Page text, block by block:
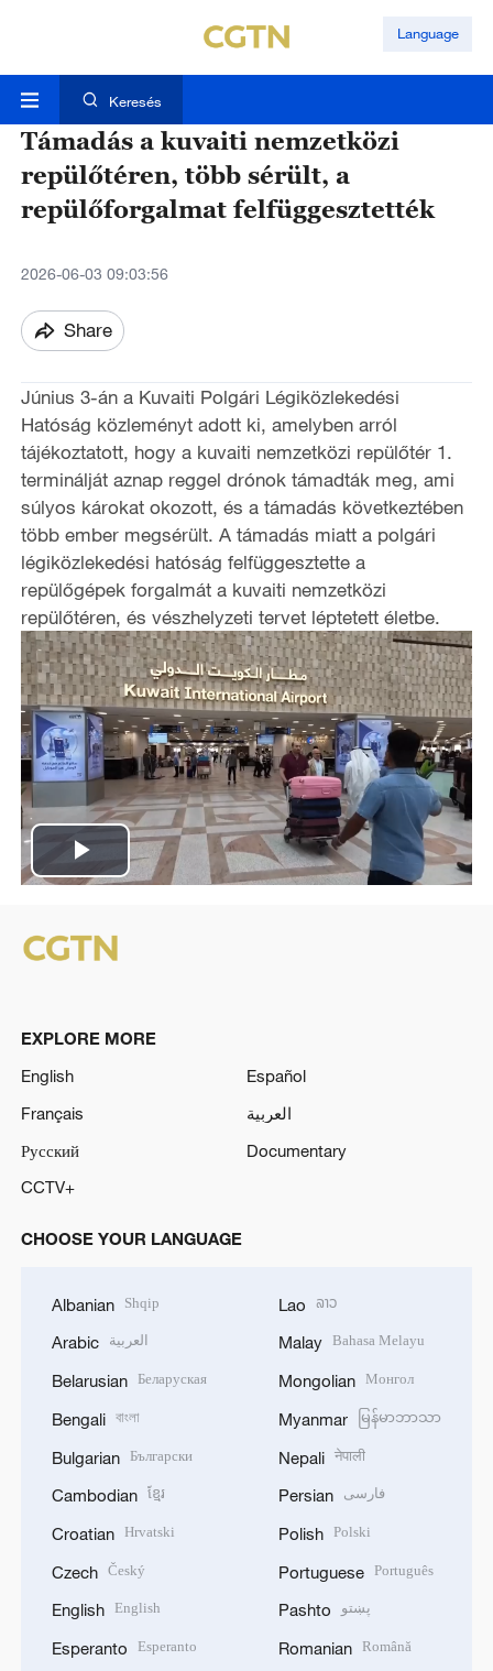
Language
Keresés
Támadás a kuvaiti nemzetközi
repülőtéren, több sérült, a
repülőforgalmat felfüggesztették
2026-06-03 09:03:56
Share
Június 3-án a Kuvaiti Polgári Légiközlekedési
Hatóság közleményt adott ki, amelyben arról
tájékoztatott, hogy a kuvaiti nemzetközi repülőtér 1.
terminálját aznap reggel drónok támadták meg, ami
súlyos károkat okozott, és a támadás következtében
több ember megsérült. A támadás miatt a polgári
légiközlekedési hatóság felfüggesztette a
repülőgépek forgalmát a kuvaiti nemzetközi
repülőtéren, és vészhelyzeti tervet léptetett életbe.
P
a
y
i
EXPLORE MORE
English
Español
Français
العربية
Русский
Documentary
CCTV+
CHOOSE YOUR LANGUAGE
Albanian Shqip
Arabic العربية
Belarusian Беларуская
Bengali বাংলা
Bulgarian Български
Cambodian ខ្មែរ
Croatian Hrvatski
Czech Český
English English
Esperanto Esperanto
Lao ລາວ
Malay Bahasa Melayu
Mongolian Монгол
Myanmar မြန်မာဘာသာ
Nepali नेपाली
Persian فارسی
Polish Polski
Portuguese Português
Pashto پښتو
Romanian Română